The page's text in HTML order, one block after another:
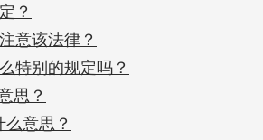
？
意该法律？
特别的规定吗？
思？
意思？